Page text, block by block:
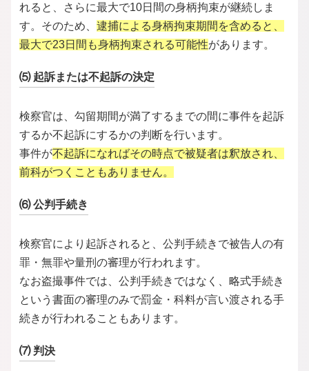
れると、さらに最大で10日間の身柄拘束が継続しま
す。そのため、 逮捕による身柄拘束期間を含めると、
最大で23日間も身柄拘束される可能性があります。
⑸ 起訴または不起訴の決定
検察官は、勾留期間が満了するまでの間に事件を起訴
するか不起訴にするかの判断を行います。
事件が不起訴になればその時点で被疑者は釈放され、
前科がつくこともありません。
⑹ 公判手続き
検察官により起訴されると、公判手続きで被告人の有
罪・無罪や量刑の審理が行われます。
なお盗撮事件では、公判手続きではなく、略式手続き
という書面の審理のみで罰金・科料が言い渡される手
続きが行われることもあります。
⑺ 判決